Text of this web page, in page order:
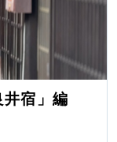
井宿」編